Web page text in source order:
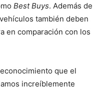
Best Buys. Además de
también deben
en comparación con los
que el
increíblemente